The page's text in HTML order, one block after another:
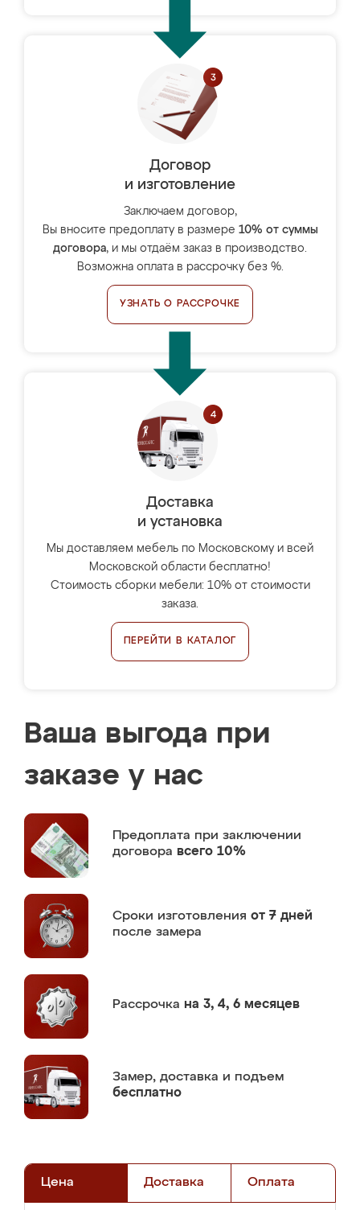
Договор
и изготовление
Заключаем договор,
Вы вносите предоплату в размере 10% от суммы
договора, и мы отдаём заказ в производство.
Возможна оплата в рассрочку без %.
УЗНАТЬ О РАССРОЧКЕ
Доставка
и установка
Мы доставляем мебель по Московскому и всей
Московской области бесплатно!
Стоимость сборки мебели: 10% от стоимости
заказа.
ПЕРЕЙТИ В КАТАЛОГ
Ваша выгода при
заказе у нас
Предоплата при заключении
договора всего 10%
Сроки изготовления от 7 дней
после замера
Рассрочка на 3, 4, 6 месяцев
Замер, доставка и подъем
бесплатно
Цена Доставка Оплата